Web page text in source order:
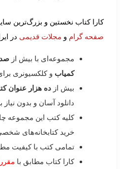
کارا کتاب نخستین و بزرگ‌ترین
صفحه گرام و مجلات قدیمی در
مجموعه‌ای با بیش از صد
کمیاب و کلکسیونری
بیش از ده هزار عنوان
دانلود آسان و بدون نیاز
کلیه کتب این مجموعه
خرید کتابخانه‌های
تمامی کتب با کیفیت
کارا کتاب مطابق با